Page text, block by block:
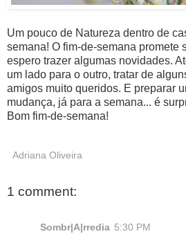
Um pouco de Natureza dentro de
semana! O fim-de-semana promete
espero trazer algumas novidades.
um lado para o outro, tratar de
amigos muito queridos. E preparar
mudança, já para a semana... é
Bom fim-de-semana!
Adriana Oliveira
1 comment:
Sombr|A|rredia 5:30 PM